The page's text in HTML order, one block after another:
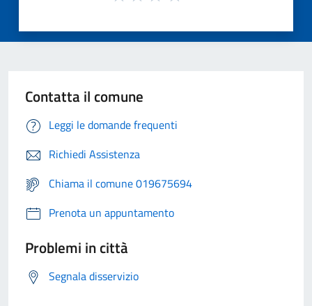
Contatta il comune
Leggi le domande frequenti
Richiedi Assistenza
Chiama il comune 019675694
Prenota un appuntamento
Problemi in città
Segnala disservizio